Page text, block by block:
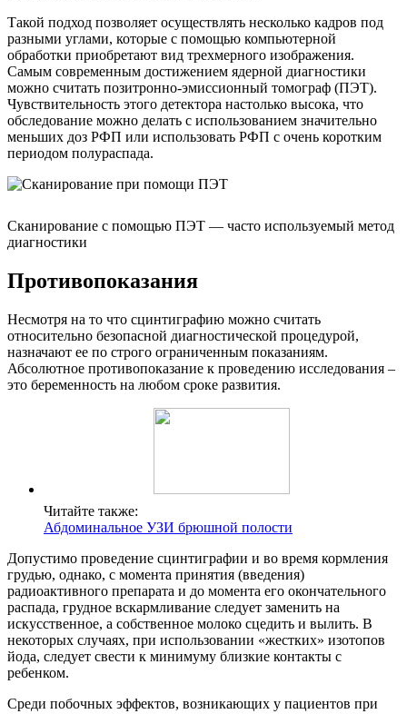
Такой подход позволяет осуществлять несколько кадров под
разными углами, которые с помощью компьютерной
обработки приобретают вид трехмерного изображения.
Самым современным достижением ядерной диагностики
можно считать позитронно-эмиссионный томограф (ПЭТ).
Чувствительность этого детектора настолько высока, что
обследование можно делать с использованием значительно
меньших доз РФП или использовать РФП с очень коротким
периодом полураспада.
Сканирование с помощью ПЭТ — часто используемый метод
диагностики
Противопоказания
Несмотря на то что сцинтиграфию можно считать
относительно безопасной диагностической процедурой,
назначают ее по строго ограниченным показаниям.
Абсолютное противопоказание к проведению исследования –
это беременность на любом сроке развития.
Читайте также:
Абдоминальное УЗИ брюшной полости
Допустимо проведение сцинтиграфии и во время кормления
грудью, однако, с момента принятия (введения)
радиоактивного препарата и до момента его окончательного
распада, грудное вскармливание следует заменить на
искусственное, а собственное молоко сцедить и вылить. В
некоторых случаях, при использовании «жестких» изотопов
йода, следует свести к минимуму близкие контакты с
ребенком.
Среди побочных эффектов, возникающих у пациентов при